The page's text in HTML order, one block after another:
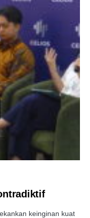
keinginan kuat